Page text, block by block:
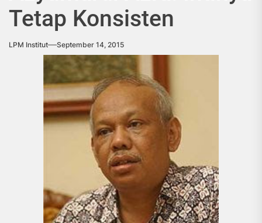
Tetap Konsisten
LPM Institut September 14, 2015